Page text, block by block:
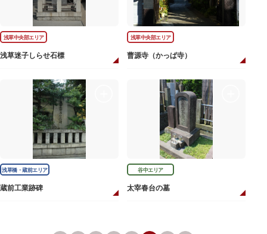
浅草中央部エリア
浅草迷子しらせ石標
浅草中央部エリア
曹源寺（かっぱ寺）
浅草橋・蔵前エリア
蔵前工業跡碑
谷中エリア
太宰春台の墓